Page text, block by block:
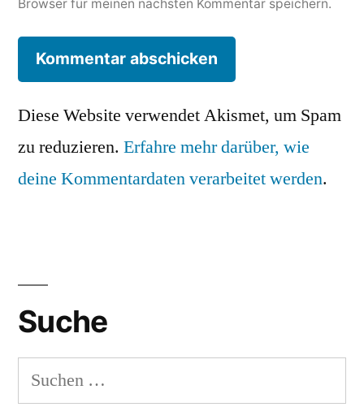
Browser für meinen nächsten Kommentar speichern.
Diese Website verwendet Akismet, um Spam
zu reduzieren. Erfahre mehr darüber, wie
deine Kommentardaten verarbeitet werden.
Suche
Suchen
nach: